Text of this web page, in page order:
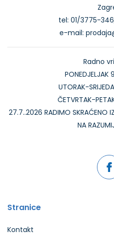
tel: 01/3775-
e-mail:
Radno
PONEDJELJAK
UTORAK-
ČETVRTAK-
27.7..2026 RADIMO SKRAĆENO
NA
Stranice
Kontakt